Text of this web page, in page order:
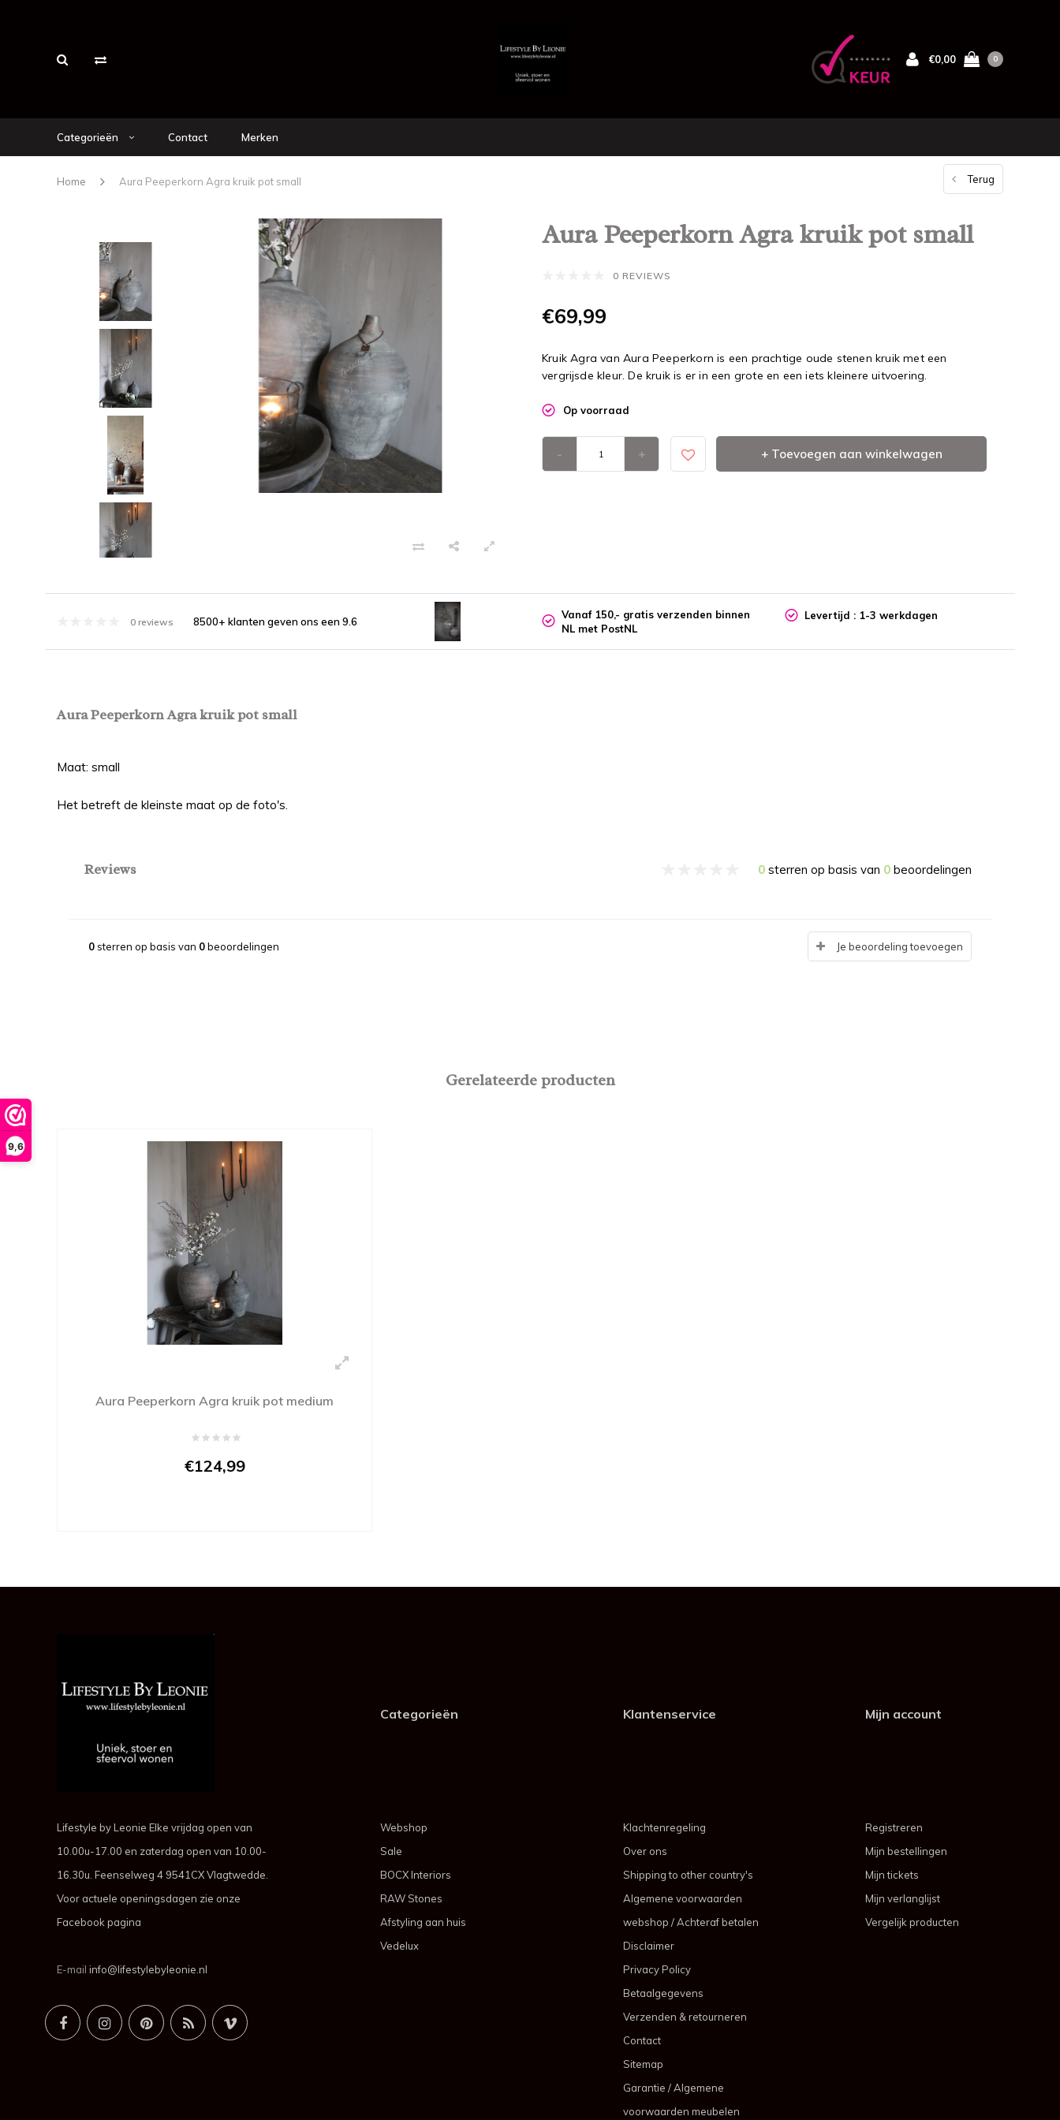
9,6
€0,00 0
Categorieën Contact Merken
Home Aura Peeperkorn Agra kruik pot small Terug
Aura Peeperkorn Agra kruik pot small
0 REVIEWS
€69,99
Kruik Agra van Aura Peeperkorn is een prachtige oude stenen kruik met een
vergrijsde kleur. De kruik is er in een grote en een iets kleinere uitvoering.
Op voorraad
- + + Toevoegen aan winkelwagen
0 reviews 8500+ klanten geven ons een 9.6
Vanaf 150,- gratis verzenden binnen
NL met PostNL
Levertijd : 1-3 werkdagen
Aura Peeperkorn Agra kruik pot small
Maat: small
Het betreft de kleinste maat op de foto's.
Reviews 0 sterren op basis van 0 beoordelingen
0sterren op basis van 0beoordelingen Je beoordeling toevoegen
Gerelateerde producten
Aura Peeperkorn Agra kruik pot medium
€124,99
Lifestyle by Leonie Elke vrijdag open van
10.00u-17.00 en zaterdag open van 10.00-
16.30u. Feenselweg 4 9541CX Vlagtwedde.
Voor actuele openingsdagen zie onze
Facebook pagina
E-mail info@lifestylebyleonie.nl
Categorieën
Webshop
Sale
BOCX Interiors
RAW Stones
Afstyling aan huis
Vedelux
Klantenservice
Klachtenregeling
Over ons
Shipping to other country's
Algemene voorwaarden
webshop / Achteraf betalen
Disclaimer
Privacy Policy
Betaalgegevens
Verzenden & retourneren
Contact
Sitemap
Garantie / Algemene
voorwaarden meubelen
Mijn account
Registreren
Mijn bestellingen
Mijn tickets
Mijn verlanglijst
Vergelijk producten